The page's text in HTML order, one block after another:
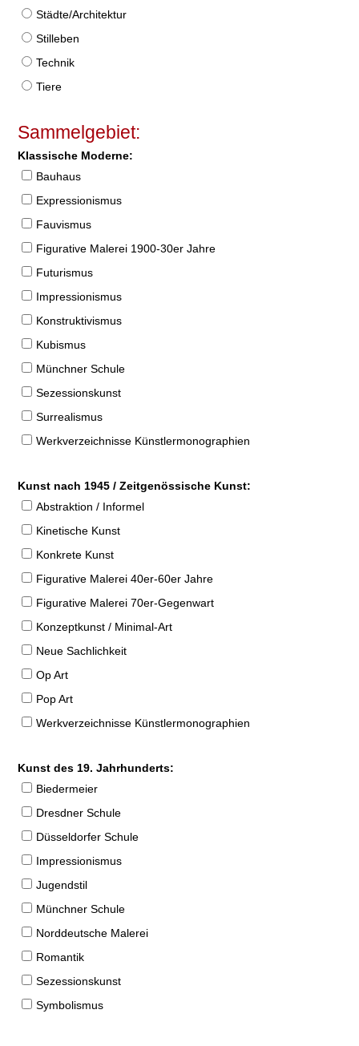
Städte/Architektur
Stilleben
Technik
Tiere
Sammelgebiet:
Klassische Moderne:
Bauhaus
Expressionismus
Fauvismus
Figurative Malerei 1900-30er Jahre
Futurismus
Impressionismus
Konstruktivismus
Kubismus
Münchner Schule
Sezessionskunst
Surrealismus
Werkverzeichnisse Künstlermonographien
Kunst nach 1945 / Zeitgenössische Kunst:
Abstraktion / Informel
Kinetische Kunst
Konkrete Kunst
Figurative Malerei 40er-60er Jahre
Figurative Malerei 70er-Gegenwart
Konzeptkunst / Minimal-Art
Neue Sachlichkeit
Op Art
Pop Art
Werkverzeichnisse Künstlermonographien
Kunst des 19. Jahrhunderts:
Biedermeier
Dresdner Schule
Düsseldorfer Schule
Impressionismus
Jugendstil
Münchner Schule
Norddeutsche Malerei
Romantik
Sezessionskunst
Symbolismus